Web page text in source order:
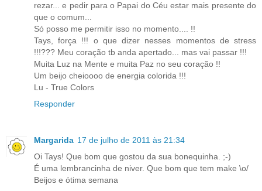
rezar... e pedir para o Papai do Céu estar mais presente do
que o comum...
Só posso me permitir isso no momento.... !!
Tays, força !!! o que dizer nesses momentos de stress
!!!??? Meu coração tb anda apertado... mas vai passar !!!
Muita Luz na Mente e muita Paz no seu coração !!
Um beijo cheioooo de energia colorida !!!
Lu - True Colors
Responder
Margarida 17 de julho de 2011 às 21:34
Oi Tays! Que bom que gostou da sua bonequinha. ;-)
É uma lembrancinha de niver. Que bom que tem make \o/
Beijos e ótima semana